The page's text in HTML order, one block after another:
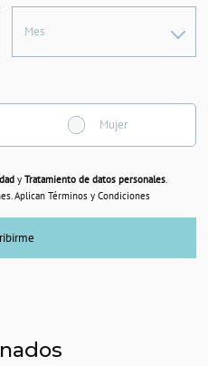
Mes
Mujer
y Tratamiento de datos personales.
Aplican Términos y Condiciones